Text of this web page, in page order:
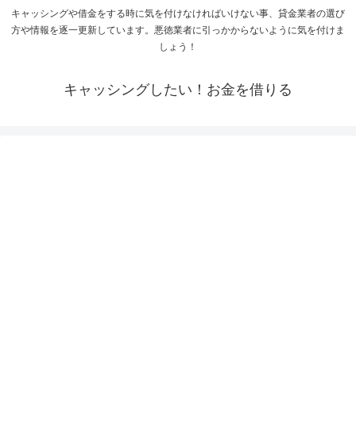
キャッシングや借金をする時に気を付けなければいけない事、貸金業者の選び
方や情報を逐一更新しています。悪徳業者に引っかからないように気を付けま
しょう！
キャッシングしたい！お金を借りる